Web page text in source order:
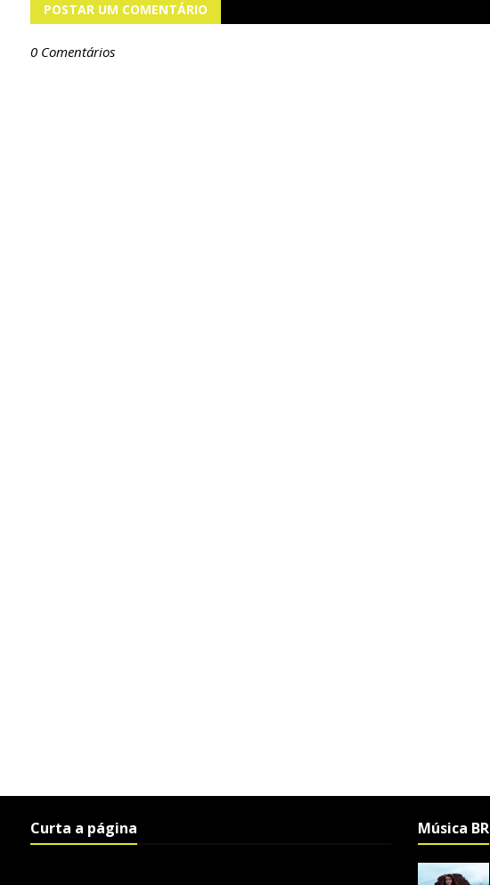
POSTAR UM COMENTÁRIO
0 Comentários
Curta a página Música BR